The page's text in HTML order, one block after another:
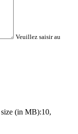
Veuillez saisir au
(in MB):10,